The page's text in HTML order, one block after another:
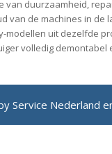
van duurzaamheid,
van de machines in de
uit dezelfde
volledig
Service Nederland